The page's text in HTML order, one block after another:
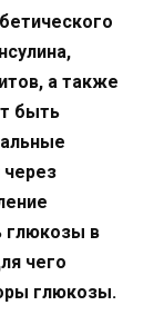
а также
быть
глюкозы в
чего
глюкозы.